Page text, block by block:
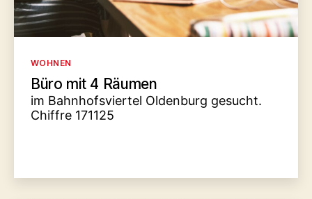
Kategorien
WOHNEN
Büro mit 4 Räumen
im Bahnhofsviertel Oldenburg gesucht.
Chiffre 171125